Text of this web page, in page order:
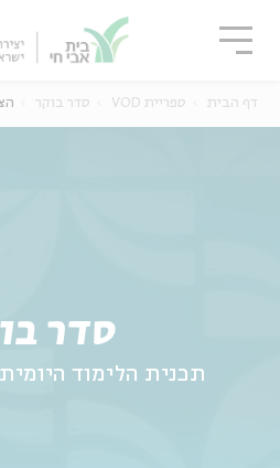
סדר
תכנית הלימוד
דף הבית ספריית VOD סדר בוקר
סגור